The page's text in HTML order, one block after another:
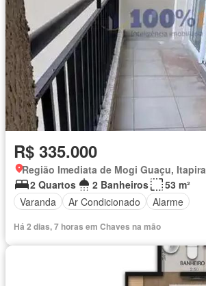
R$ 335.000
Região Imediata de Mogi Guaçu, Itapira
2 Quartos
2 Banheiros
53 m²
Varanda
Ar Condicionado Alarme
Há 2 dias, 7 horas em Chaves na mão